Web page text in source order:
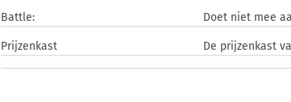
Battle: Doet niet mee
Prijzenkast De prijzenkast